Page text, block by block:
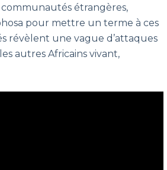
étrangères,
pour mettre un terme à ces
révèlent une vague d’attaques
autres Africains vivant,